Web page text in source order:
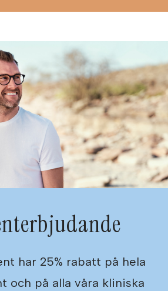
har 25% rabatt på hela
och på alla våra kliniska